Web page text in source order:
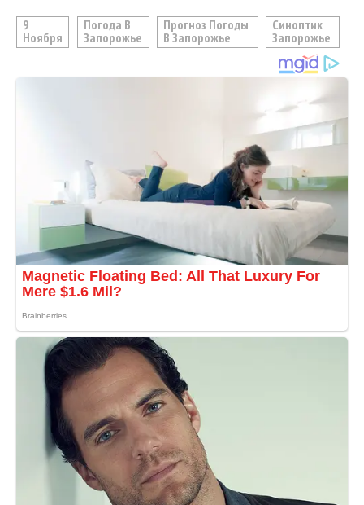
9
Ноября
Погода В
Запорожье
Прогноз Погоды
В Запорожье
Синоптик
Запорожье